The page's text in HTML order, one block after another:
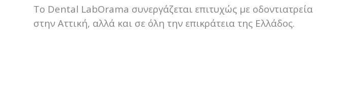
To Dental LabOrama συνεργάζεται επιτυχώς με οδοντιατρεία
στην Αττική, αλλά και σε όλη την επικράτεια της Ελλάδος.